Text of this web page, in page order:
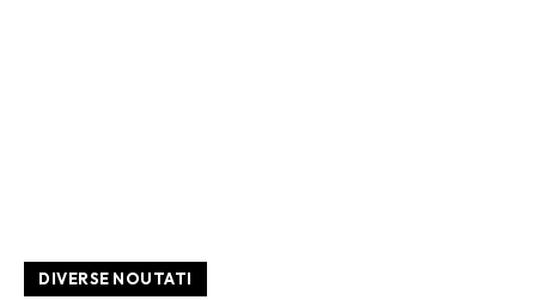
DIVERSE NOUTATI